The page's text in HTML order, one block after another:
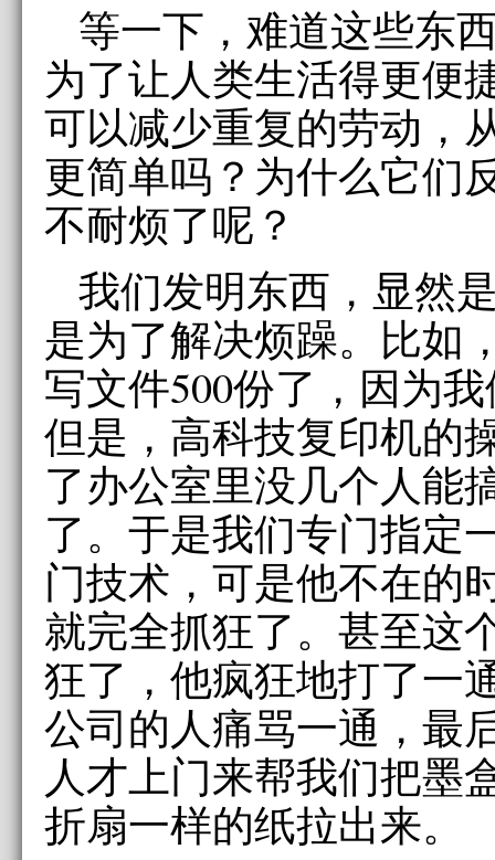
等一下，难道这些东
为了让人类生活得更便
可以减少重复的劳动，
更简单吗？为什么它们
不耐烦了呢？
我们发明东西，显然
是为了解决烦躁。比如
写文件500份了，因为
但是，高科技复印机的
了办公室里没几个人能
了。于是我们专门指定
门技术，可是他不在的
就完全抓狂了。甚至这
狂了，他疯狂地打了一
公司的人痛骂一通，最
人才上门来帮我们把墨
折扇一样的纸拉出来。